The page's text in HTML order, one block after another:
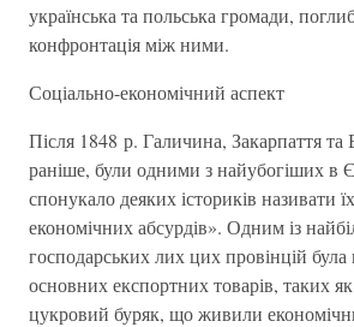
українська та польська громади,
конфронтація між ними.
Соціально-економічний аспект
Після 1848 р. Галичина, Закарпаття та
раніше, були одними з найубогіших в
спонукало деяких істориків називати
економічних абсурдів». Одним із
господарських лих цих провінцій була
основних експортних товарів, таких
цукровий буряк, що живили